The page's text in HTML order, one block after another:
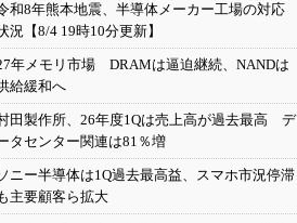
和8年熊本地震、半導体メーカー工場の対応
況【8/4 19時10分更新】
年メモリ市場 DRAMは逼迫継続、NANDは
給緩和へ
田製作所、26年度1Qは売上高が過去最高 デ
タセンター関連は81％増
ニー半導体は1Q過去最高益、スマホ市況停滞
主要顧客ら拡大